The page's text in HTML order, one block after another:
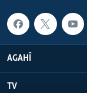
AGAHÎ
TV